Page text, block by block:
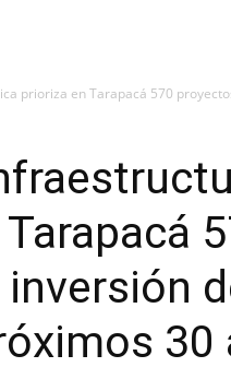
prioriza en Tarapacá 570
30